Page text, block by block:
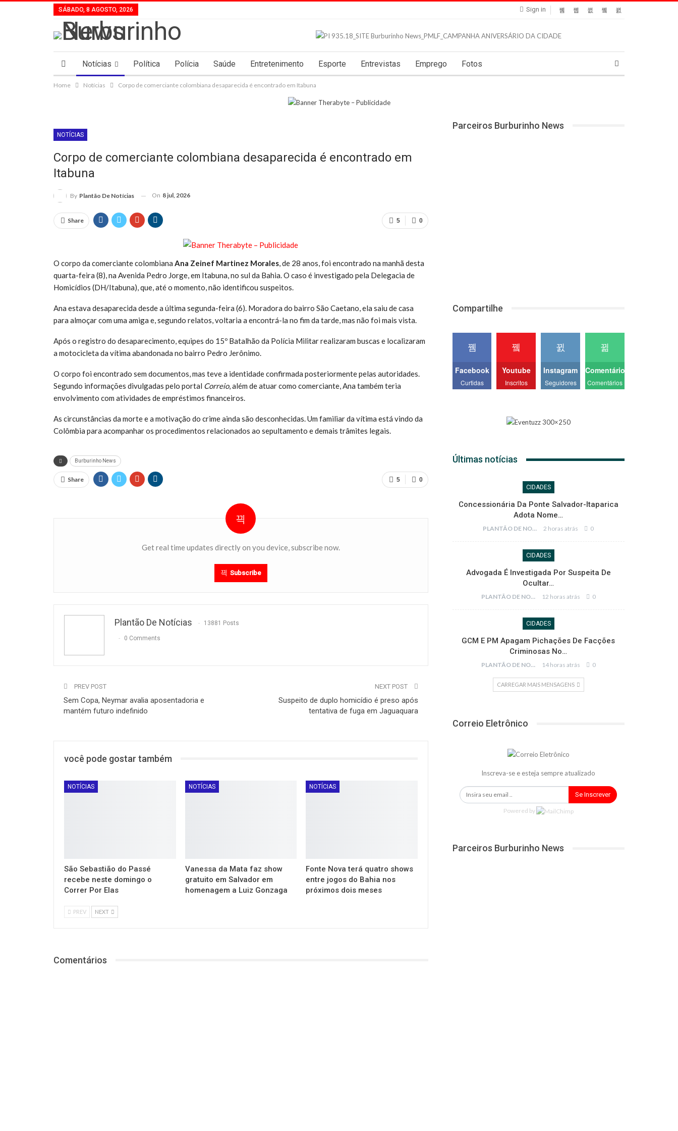
Sign in
SÁBADO, 8 AGOSTO, 2026
Notícias Política Polícia Saúde Entretenimento Esporte Entrevistas Emprego Fotos
Home Notícias Corpo de comerciante colombiana desaparecida é encontrado em Itabuna
NOTÍCIAS
Corpo de comerciante colombiana desaparecida é encontrado em
Itabuna
By Plantão De Notícias On 8 jul, 2026
0
5
Share
O corpo da comerciante colombiana Ana Zeinef Martinez Morales , de 28 anos, foi encontrado na manhã desta
quarta-feira (8), na Avenida Pedro Jorge, em Itabuna, no sul da Bahia. O caso é investigado pela Delegacia de
Homicídios (DH/Itabuna), que, até o momento, não identificou suspeitos.
Ana estava desaparecida desde a última segunda-feira (6). Moradora do bairro São Caetano, ela saiu de casa
para almoçar com uma amiga e, segundo relatos, voltaria a encontrá-la no fim da tarde, mas não foi mais vista.
Após o registro do desaparecimento, equipes do 15º Batalhão da Polícia Militar realizaram buscas e localizaram
a motocicleta da vítima abandonada no bairro Pedro Jerônimo.
O corpo foi encontrado sem documentos, mas teve a identidade confirmada posteriormente pelas autoridades.
Segundo informações divulgadas pelo portal Correio, além de atuar como comerciante, Ana também teria
envolvimento com atividades de empréstimos financeiros.
As circunstâncias da morte e a motivação do crime ainda são desconhecidas. Um familiar da vítima está vindo da
Colômbia para acompanhar os procedimentos relacionados ao sepultamento e demais trâmites legais.
Burburinho News
0
5
Share
Get real time updates directly on you device, subscribe now.
Subscribe
Plantão De Notícias 13881 Posts
0 Comments
PREV POST
Sem Copa, Neymar avalia aposentadoria e
mantém futuro indefinido
NEXT POST
Suspeito de duplo homicídio é preso após
tentativa de fuga em Jaguaquara
você pode gostar também
NOTÍCIAS
São Sebastião do Passé
recebe neste domingo o
Correr Por Elas
NOTÍCIAS
Vanessa da Mata faz show
gratuito em Salvador em
homenagem a Luiz Gonzaga
NOTÍCIAS
Fonte Nova terá quatro shows
entre jogos do Bahia nos
próximos dois meses
PREV NEXT
Comentários
Parceiros Burburinho News
Compartilhe
Facebook
Curtidas
Youtube
Inscritos
Instagram
Seguidores
Comentários
Comentários
Últimas notícias
CIDADES
Concessionária Da Ponte Salvador-Itaparica
Adota Nome…
PLANTÃO DE NOTÍCIAS 2 horas atrás 0
CIDADES
Advogada É Investigada Por Suspeita De
Ocultar…
PLANTÃO DE NOTÍCIAS 12 horas atrás 0
CIDADES
GCM E PM Apagam Pichações De Facções
Criminosas No…
PLANTÃO DE NOTÍCIAS 14 horas atrás 0
CARREGAR MAIS MENSAGENS
Correio Eletrônico
Inscreva-se e esteja sempre atualizado
Se Inscrever
Powered by
Parceiros Burburinho News